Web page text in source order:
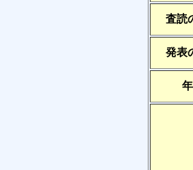
査読
発表